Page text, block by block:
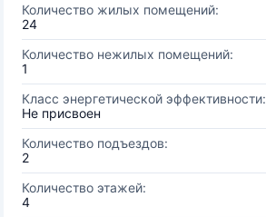
Количество жилых помещений:
24
Количество нежилых помещений:
1
Класс энергетической эффективности:
Не присвоен
Количество подъездов:
2
Количество этажей:
4